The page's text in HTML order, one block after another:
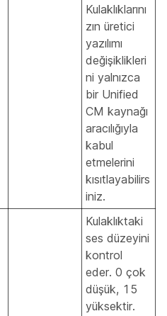
Kulaklıklarını
zın üretici
yazılımı
değişiklikleri
ni yalnızca
bir Unified
CM kaynağı
aracılığıyla
kabul
etmelerini
kısıtlayabilirs
iniz.
Kulaklıktaki
ses düzeyini
kontrol
eder. 0 çok
düşük, 15
yüksektir.